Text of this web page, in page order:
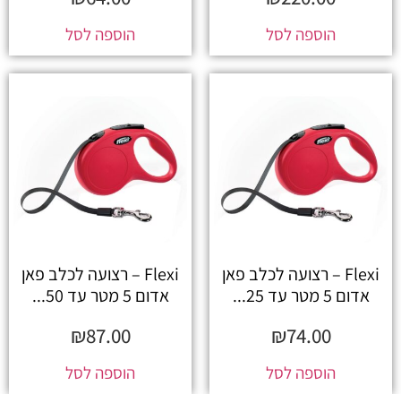
הוספה לסל הוספה לסל
Flexi – רצועה לכלב פאן
אדום 5 מטר עד 25...
₪74.00
הוספה לסל
Flexi – רצועה לכלב פאן
אדום 5 מטר עד 50...
₪87.00
הוספה לסל